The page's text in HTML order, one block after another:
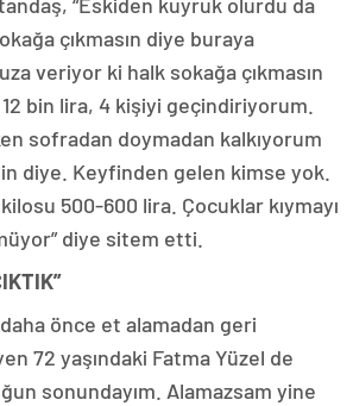
çıkmasın diye buraya
veriyor ki halk sokağa çıkmasın
12 bin lira, 4 kişiyi geçindiriyorum.
sofradan doymadan kalkıyorum
diye. Keyfinden gelen kimse yok.
500-600 lira. Çocuklar kıymayı
diye sitem etti.
önce et alamadan geri
72 yaşındaki Fatma Yüzel de
sonundayım. Alamazsam yine